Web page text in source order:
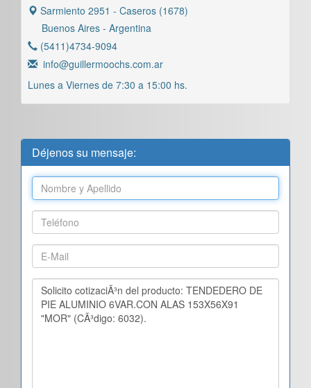
Sarmiento 2951 - Caseros (1678)
Buenos Aires - Argentina
(5411)4734-9094
info@guillermoochs.com.ar
Lunes a Viernes de 7:30 a 15:00 hs.
Déjenos su mensaje: